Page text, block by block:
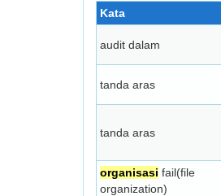
Kata
audit dalam
tanda aras
tanda aras
organisasi fail(file
organization)